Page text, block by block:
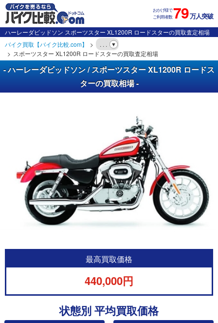
おかげ様で
ご利用者数79万人突破
ハーレーダビッドソン スポーツスター XL1200R ロードスターの買取査定相場
バイク買取【バイク比較.com】
. . .
スポーツスター XL1200R ロードスターの買取査定相場
- ハーレーダビッドソン / スポーツスター XL1200R ロードス
ターの買取相場 -
最高買取価格
440,000円
状態別 平均買取価格